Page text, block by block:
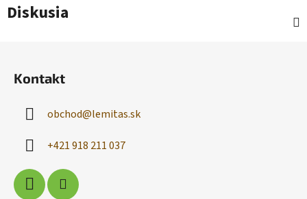
Diskusia
Kontakt
obchod@lemitas.sk
+421 918 211 037